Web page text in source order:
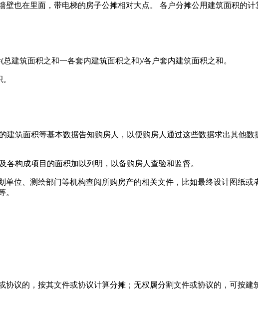
也在里面，带电梯的房子公摊相对大点。 各户分摊公用建筑面积的计
建筑面积之和一各套内建筑面积之和)/各户套内建筑面积之和。
建筑面积等基本数据告知购房人，以便购房人通过这些数据求出其他数
构成项目的面积加以列明，以备购房人查验和监督。
单位、测绘部门等机构查阅所购房产的相关文件，比如最终设计图纸或
。
议的，按其文件或协议计算分摊；无权属分割文件或协议的，可按建